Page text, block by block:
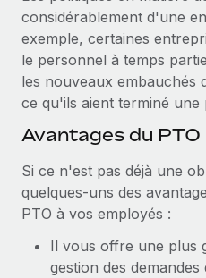
considérablement d'une
exemple, certaines
le personnel à temps
les nouveaux embauchés
ce qu'ils aient terminé
Avantages du PTO
Si ce n'est pas déjà une
quelques-uns des
PTO à vos employés :
Il vous offre une plus
gestion des